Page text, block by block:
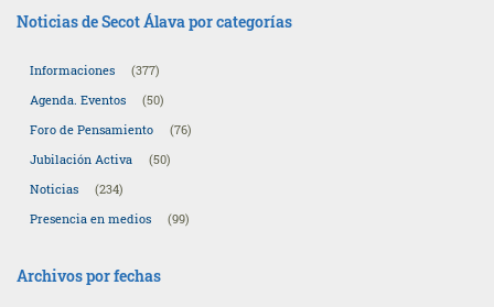
Noticias de Secot Álava por categorías
Informaciones
(377)
Agenda. Eventos
(50)
Foro de Pensamiento
(76)
Jubilación Activa
(50)
Noticias
(234)
Presencia en medios
(99)
Archivos por fechas